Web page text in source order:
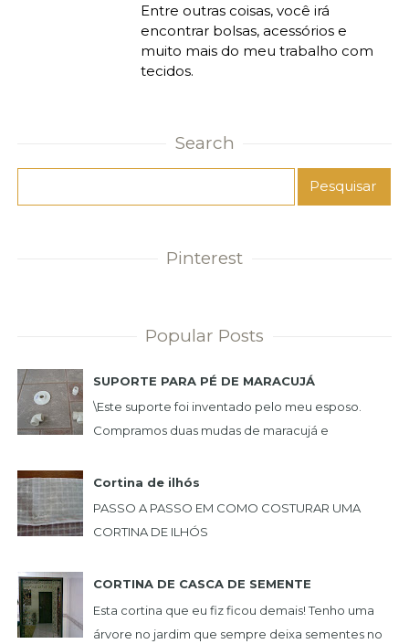
Entre outras coisas, você irá
encontrar bolsas, acessórios e
muito mais do meu trabalho com
tecidos.
Search
Pinterest
Popular Posts
SUPORTE PARA PÉ DE MARACUJÁ
\Este suporte foi inventado pelo meu esposo.
Compramos duas mudas de maracujá e
incomoda-se e nã...
Cortina de ilhós
PASSO A PASSO EM COMO COSTURAR UMA
CORTINA DE ILHÓS
CORTINA DE CASCA DE SEMENTE
Esta cortina que eu fiz ficou demais! Tenho uma
árvore no jardim que sempre deixa sementes no